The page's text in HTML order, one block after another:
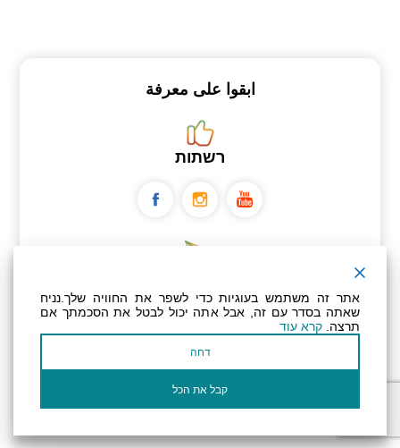
ابقوا على معرفة
רשתות
عنوان بريدك الإلكتروني
أؤكد أنني قرأت وأوافق على سياسةالخصوصية
وسياسة ملفات تعريف الارتباط الخاصة
אתר זה משתמש בעוגיות כדי לשפר את החוויה שלך.נניח
שאתה בסדר עם זה, אבל אתה יכול לבטל את הסכמתך אם
תרצה. קרא עוד
דחה
קבל את הכל